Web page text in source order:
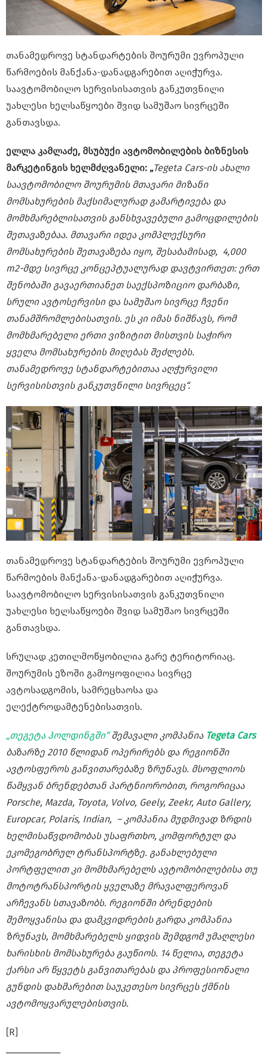
თანამედროვე სტანდარტების შოურუმი ევროპული
წარმოების მანქანა-დანადგარებით აღიჭურვა.
საავტომობილო სერვისისათვის განკუთვნილი
უახლესი ხელსაწყოები შვიდ სამუშაო სივრცეში
განთავსდა.
ელლა კამლაძე, მსუბუქი ავტომობილების ბიზნესის
მარკეტინგის ხელმძღვანელი: „Tegeta Cars-ის ახალი
საავტომობილო შოურუმის მთავარი მიზანი
მომსახურების მაქსიმალურად გამარტივება და
მომხმარებლისათვის განსხვავებული გამოცდილების
შეთავაზებაა. მთავარი იდეა კომპლექსური
მომსახურების შეთავაზება იყო, შესაბამისად, 4,000
m2-მდე სივრცე კონცეპტუალურად დავტვირთეთ: ერთ
შენობაში გავაერთიანეთ საექსპოზიციო დარბაზი,
სრული ავტოსერვისი და სამუშაო სივრცე ჩვენი
თანამშრომლებისათვის. ეს კი იმას ნიშნავს, რომ
მომხმარებელი ერთი ვიზიტით მისთვის საჭირო
ყველა მომსახურების მიღებას შეძლებს.
თანამედროვე სტანდარტებითაა აღჭურვილი
სერვისისთვის განკუთვნილი სივრცეც“.
თანამედროვე სტანდარტების შოურუმი ევროპული
წარმოების მანქანა-დანადგარებით აღიჭურვა.
საავტომობილო სერვისისათვის განკუთვნილი
უახლესი ხელსაწყოები შვიდ სამუშაო სივრცეში
განთავსდა.
სრულად კეთილმოწყობილია გარე ტერიტორიაც.
შოურუმის ეზოში გამოყოფილია სივრცე
ავტოსადგომის, სამრეცხაოსა და
ელექტროდამტენებისათვის.
„თეგეტა ჰოლდინგში“შემავალი კომპანია Tegeta Cars
ბაზარზე 2010 წლიდან ოპერირებს და რეგიონში
ავტოსფეროს განვითარებაზე ზრუნავს. მსოფლიოს
წამყვან ბრენდებთან პარტნიორობით, როგორიცაა
Porsche, Mazda, Toyota, Volvo, Geely, Zeekr, Auto Gallery,
Europcar, Polaris, Indian, – კომპანია მუდმივად ზრდის
ხელმისაწვდომობას უსაფრთხო, კომფორტულ და
ეკომეგობრულ ტრანსპორტზე. განახლებული
პორტფელით კი მომხმარებელს ავტომობილებისა თუ
მოტოტრანსპორტის ყველაზე მრავალფეროვან
არჩევანს სთავაზობს. რეგიონში ბრენდების
შემოყვანისა და დამკვიდრების გარდა კომპანია
ზრუნავს, მომხმარებელს ყიდვის შემდგომ უმაღლესი
ხარისხის მომსახურება გაუწიოს. 14 წელია, თეგეტა
ქარსი არ წყვეტს განვითარებას და პროფესიონალი
გუნდის დახმარებით საუკეთესო სივრცეს ქმნის
ავტომოყვარულებისთვის.
[R]